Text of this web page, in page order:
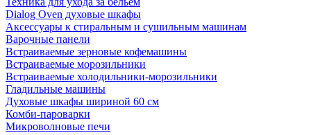
Dialog Oven духовые шкафы
Аксессуары к стиральным и сушильным машинам
Варочные панели
Встраиваемые зерновые кофемашины
Встраиваемые морозильники
Встраиваемые холодильники-морозильники
Гладильные машины
Духовые шкафы шириной 60 см
Комби-пароварки
Микроволновые печи